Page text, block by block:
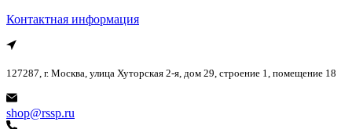
Контактная информация
127287, г. Москва, улица Хуторская 2-я, дом 29, строение 1, помещение 18
shop@rssp.ru